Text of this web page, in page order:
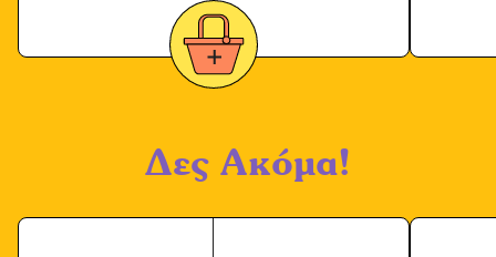
Δες Ακόμα!